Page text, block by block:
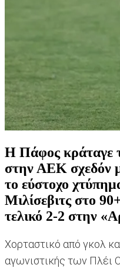
Η Πάφος κράταγε
στην ΑΕΚ σχεδόν
το εύστοχο
Μιλίσεβιτς στο
τελικό 2-2 στην
Χορταστικό από γκολ
αγωνιστικής των Πλέι